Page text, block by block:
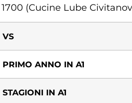
(Cucine Lube
VS
PRIMO ANNO IN A1
STAGIONI IN A1